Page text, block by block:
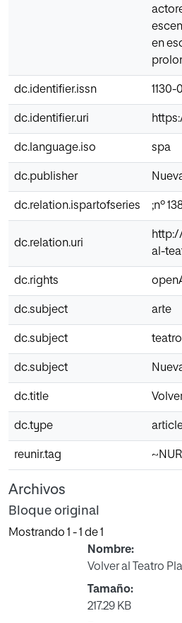
en
dc.identifier.issn 1130-
dc.identifier.uri
dc.language.iso spa
dc.publisher
dc.relation.ispartofseries ;nº
dc.relation.uri
al-
dc.rights
dc.subject arte
dc.subject teatro
dc.subject
dc.title
dc.type
reunir.tag ~NUR
Archivos
Bloque original
Mostrando 1 - 1 de 1
Nombre:
Volver al Teatro
Tamaño:
217.29 KB